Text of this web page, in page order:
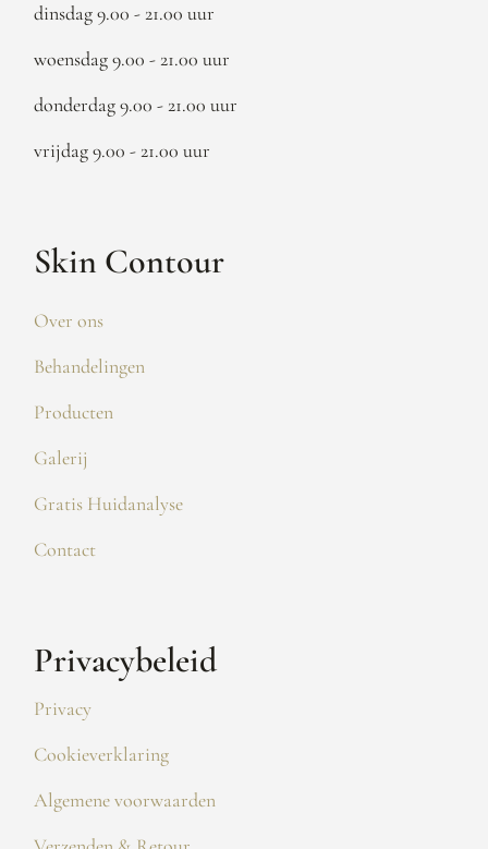
dinsdag 9.00 - 21.00 uur
woensdag 9.00 - 21.00 uur
donderdag 9.00 - 21.00 uur
vrijdag 9.00 - 21.00 uur
Skin Contour
Over ons
Behandelingen
Producten
Galerij
Gratis Huidanalyse
Contact
Privacybeleid
Privacy
Cookieverklaring
Algemene voorwaarden